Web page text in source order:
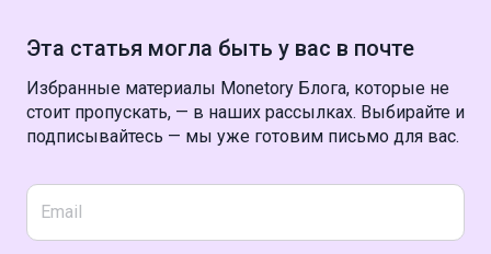
Эта статья могла быть у вас в почте
Избранные материалы Monetory Блога, которые не
стоит пропускать, — в наших рассылках. Выбирайте и
подписывайтесь — мы уже готовим письмо для вас.